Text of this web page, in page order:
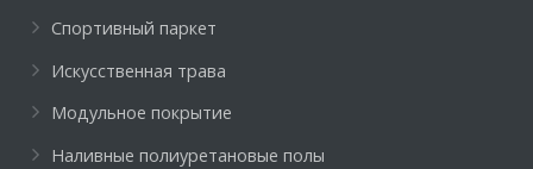
Спортивный паркет
Искусственная трава
Модульное покрытие
Наливные полиуретановые полы